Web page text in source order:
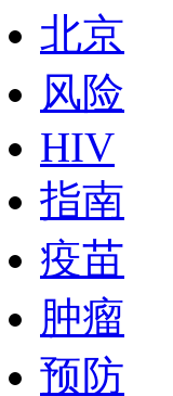
北京
风险
HIV
指南
疫苗
肿瘤
预防